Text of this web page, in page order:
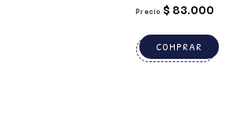
Precio $ 83.000
COMPRAR